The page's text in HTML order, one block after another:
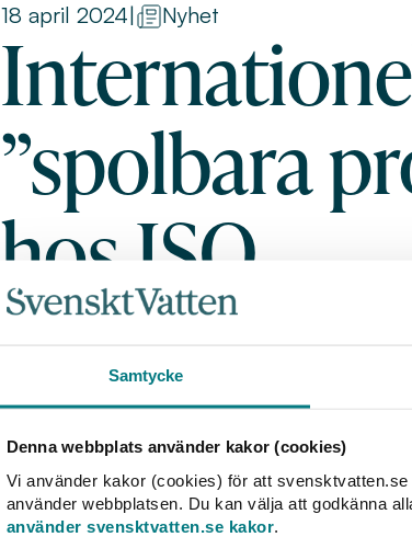
Samtycke
Denna webbplats använder kakor (cookies)
Vi använder kakor (cookies) för att
använder webbplatsen. Du kan välja att godkänna
använder svensktvatten.se kakor.
18 april 2024| Nyhet
”spolbara
hos ISO
Inom Internationella
Dessa produkter, som definieras
stora problem för Sveriges VA-
produkter spolas ned rapporterar
pumpar, försämrad funktion i
VA-branschen har arbetat länge och